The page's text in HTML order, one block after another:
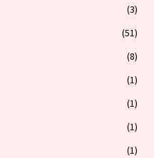
(3)
(51)
(8)
(1)
(1)
(1)
(1)